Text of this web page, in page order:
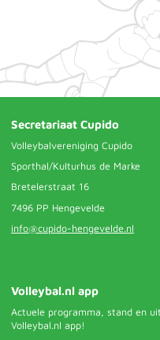
Secretariaat Cupido
Volleybalvereniging Cupido
Sporthal/Kulturhus de Marke
Bretelerstraat 16
7496 PP Hengevelde
info@cupido-hengevelde.nl
Volleybal.nl app
Actuele programma, stand en
Volleybal.nl app!